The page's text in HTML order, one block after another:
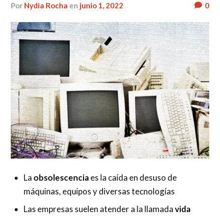
por Nydia Rocha en junio 1, 2022 0
La obsolescenciaes la caída en desuso de
máquinas, equipos y diversas tecnologías
Las empresas suelen atender a la llamadavida